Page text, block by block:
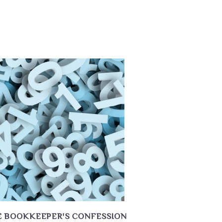
BOOKKEEPER'S CONFESSION